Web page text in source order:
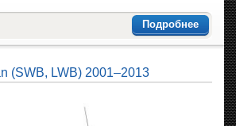
Подробнее
(SWB, LWB) 2001–2013